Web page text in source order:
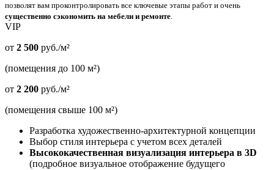
позволят вам проконтролировать все ключевые этапы работ и очень
существенно сэкономить на мебели и ремонте.
VIP
от 2 500 руб./м²
(помещения до 100 м²)
от 2 200 руб./м²
(помещения свыше 100 м²)
Разработка художественно-архитектурной концепции
Выбор стиля интерьера с учетом всех деталей
Высококачественная визуализация интерьера в 3D
(подробное визуальное отображение будущего